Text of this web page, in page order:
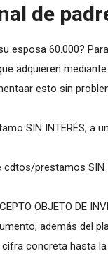
de
esposa 60.000?
adquieren
esto sin
SIN INTERÉS, a
prestamos SIN
OBJETO DE
además del
concreta hasta la